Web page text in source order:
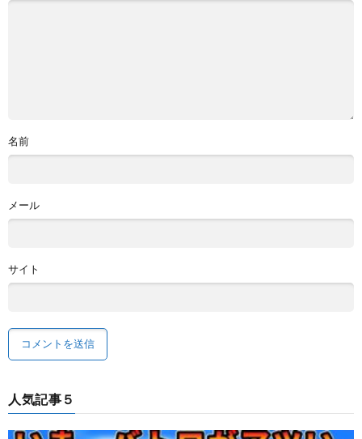
名前
メール
サイト
人気記事５